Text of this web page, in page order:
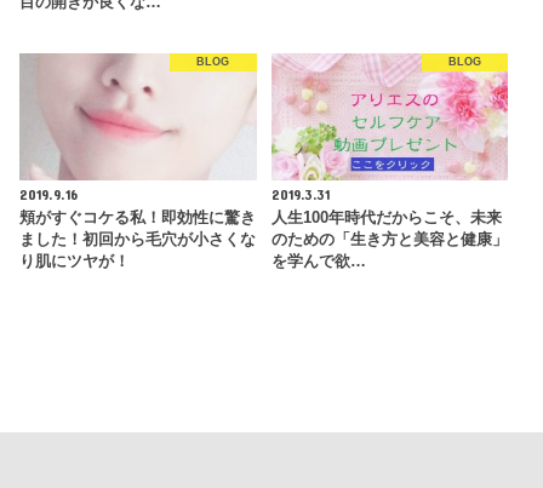
BLOG
2019.9.16
頬がすぐコケる私！即効性に驚き
ました！初回から毛穴が小さくな
り肌にツヤが！
BLOG
2019.3.31
人生100年時代だからこそ、未来
のための「生き方と美容と健康」
を学んで欲…